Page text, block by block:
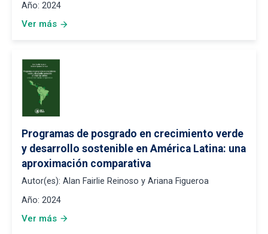
Año: 2024
Ver más arrow_forward
Programas de posgrado en crecimiento verde
y desarrollo sostenible en América Latina: una
aproximación comparativa
Autor(es): Alan Fairlie Reinoso y Ariana Figueroa
Año: 2024
Ver más arrow_forward